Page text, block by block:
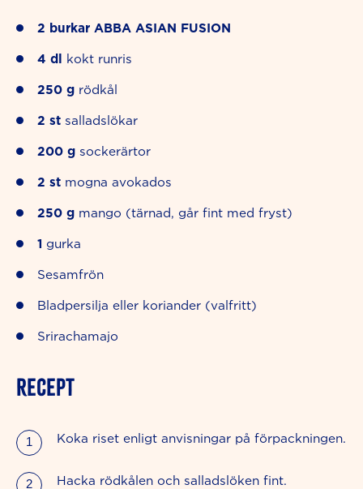
2 burkar ABBA ASIAN FUSION
4 dl kokt runris
250 g rödkål
2 st salladslökar
200 g sockerärtor
2 st mogna avokados
250 g mango (tärnad, går fint med fryst)
1 gurka
Sesamfrön
Bladpersilja eller koriander (valfritt)
Srirachamajo
RECEPT
Koka riset enligt anvisningar på förpackningen.
Hacka rödkålen och salladslöken fint.